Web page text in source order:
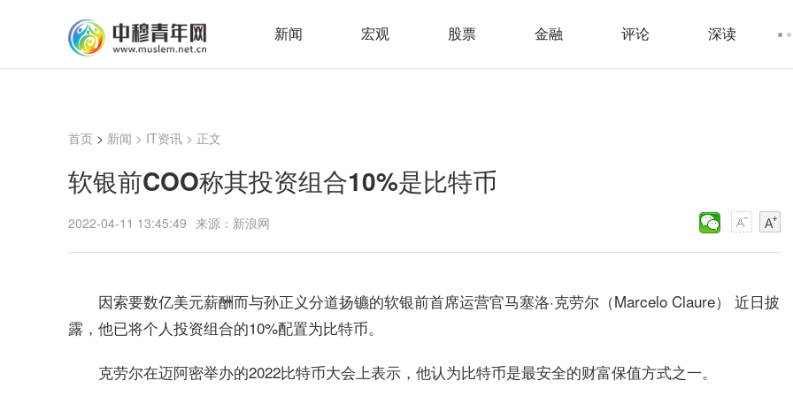
新闻 宏观 股票 金融 评论 深读
首页 > 新闻 > IT资讯 > 正文
软银前COO称其投资组合10%是比特币
2022-04-11 13:45:49 来源：新浪网
因索要数亿美元薪酬而与孙正义分道扬镳的软银前首席运营官马塞洛·克劳尔（Marcelo Claure） 近日披
露，他已将个人投资组合的10%配置为比特币。
克劳尔在迈阿密举办的2022比特币大会上表示，他认为比特币是最安全的财富保值方式之一。